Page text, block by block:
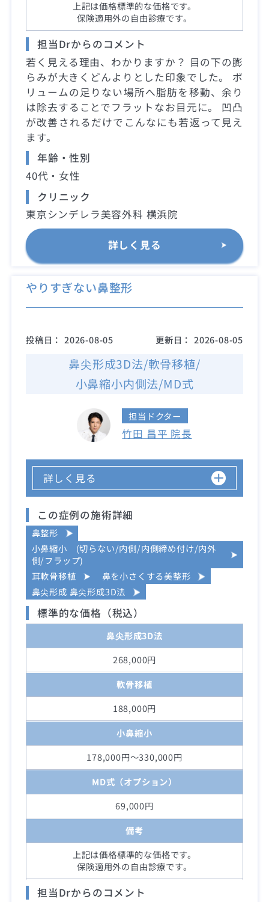
上記は価格標準的な価格です。
保険適用外の自由診療です。
担当Drからのコメント
若く見える理由、わかりますか？ 目の下の膨
らみが大きくどんよりとした印象でした。 ボ
リュームの足りない場所へ脂肪を移動、余り
は除去することでフラットなお目元に。 凹凸
が改善されるだけでこんなにも若返って見え
ます。
年齢・性別
40代・女性
クリニック
東京シンデレラ美容外科 横浜院
詳しく見る
やりすぎない鼻整形
投稿日： 2026-08-05 更新日： 2026-08-05
鼻尖形成3D法/軟骨移植/
小鼻縮小内側法/MD式
担当ドクター
竹田 昌平 院長
詳しく見る
この症例の施術詳細
鼻整形
小鼻縮小 (切らない/内側/内側締め付け/内外
側/フラップ)
耳軟骨移植
鼻を小さくする美整形
鼻尖形成 鼻尖形成3D法
標準的な価格（税込）
鼻尖形成3D法
268,000円
軟骨移植
188,000円
小鼻縮小
178,000円～330,000円
MD式（オプション）
69,000円
備考
上記は価格標準的な価格です。
保険適用外の自由診療です。
担当Drからのコメント